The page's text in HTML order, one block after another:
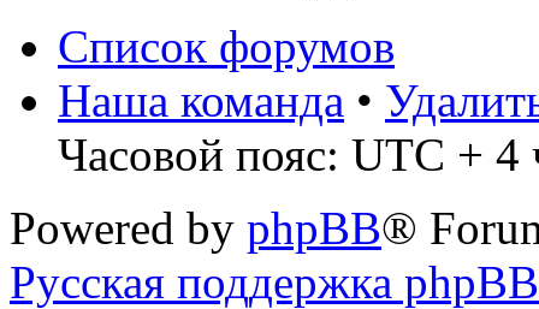
Список форумов
Наша команда •
Часовой пояс: UTC + 4
Powered by phpBB®
Русская поддержка phpBB